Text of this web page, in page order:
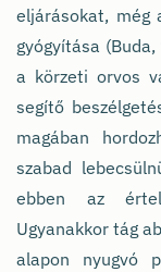
eljárásokat, még
gyógyítása
a körzeti orvos
segítő
magában
szabad
ebben az
Ugyanakkor tág
alapon nyugvó